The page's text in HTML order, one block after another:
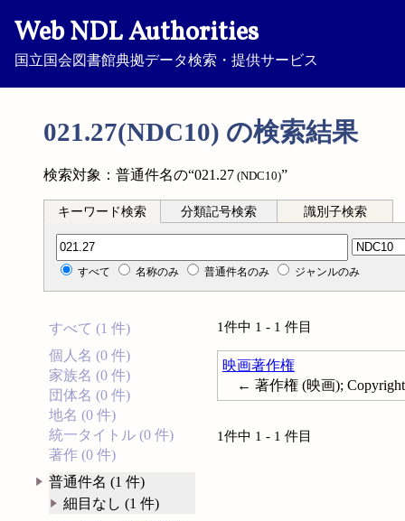
Web NDL Authorities
国立国会図書館典拠データ検索・提供サービス
021.27(NDC10) の検索結果
検索対象：普通件名の“021.27 (NDC10)”
キーワード検索 分類記号検索 識別子検索
分類記号検索
すべて 名称のみ 普通件名のみ ジャンルのみ
すべて (1 件)
個人名 (0 件)
家族名 (0 件)
団体名 (0 件)
地名 (0 件)
統一タイトル (0 件)
著作 (0 件)
普通件名 (1 件)
細目なし (1 件)
1件中 1 - 1 件目
映画著作権
← 著作権 (映画);
1件中 1 - 1 件目